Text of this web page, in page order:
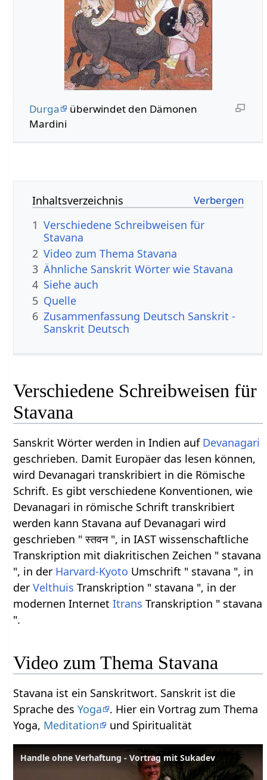
Durga
überwindet den Dämonen
Mardini
Inhaltsverzeichnis
1 Verschiedene Schreibweisen für
Stavana
2 Video zum Thema Stavana
3 Ähnliche Sanskrit Wörter wie Stavana
4 Siehe auch
5 Quelle
6 Zusammenfassung Deutsch Sanskrit -
Sanskrit Deutsch
Verschiedene Schreibweisen für
Stavana
Sanskrit Wörter werden in Indien auf Devanagari
geschrieben. Damit Europäer das lesen können,
wird Devanagari transkribiert in die Römische
Schrift. Es gibt verschiedene Konventionen, wie
Devanagari in römische Schrift transkribiert
werden kann Stavana auf Devanagari wird
geschrieben " स्तवन ", in IAST wissenschaftliche
Transkription mit diakritischen Zeichen " stavana
", in der Harvard-Kyoto Umschrift " stavana ", in
derVelthuis Transkription " stavana ", in der
modernen InternetItrans Transkription " stavana
".
Video zum Thema Stavana
Stavana ist ein Sanskritwort. Sanskrit ist die
Sprache desYoga
. Hier ein Vortrag zum Thema
Yoga, Meditation und Spiritualität
Handle ohne Verhaftung - Vortrag mit Sukadev